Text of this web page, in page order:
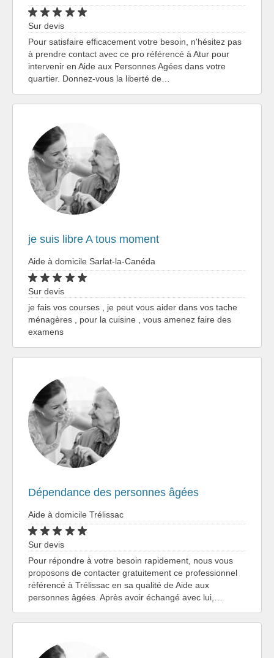
Sur devis
Pour satisfaire efficacement votre besoin, n'hésitez pas
à prendre contact avec ce pro référencé à Atur pour
intervenir en Aide aux Personnes Agées dans votre
quartier. Donnez-vous la liberté de…
je suis libre A tous moment
Aide à domicile Sarlat-la-Canéda
Sur devis
je fais vos courses , je peut vous aider dans vos tache
ménagères , pour la cuisine , vous amenez faire des
examens
Dépendance des personnes âgées
Aide à domicile Trélissac
Sur devis
Pour répondre à votre besoin rapidement, nous vous
proposons de contacter gratuitement ce professionnel
référencé à Trélissac en sa qualité de Aide aux
personnes âgées. Après avoir échangé avec lui,…